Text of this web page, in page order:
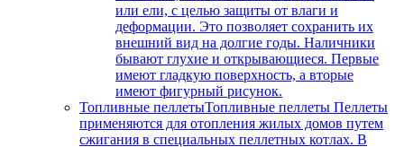
или ели, с целью защиты от влаги и
деформации. Это позволяет сохранить их
внешний вид на долгие годы. Наличники
бывают глухие и открывающиеся. Первые
имеют гладкую поверхность, а вторые
имеют фигурный рисунок.
Топливные пеллетыТопливные пеллеты Пеллеты
применяются для отопления жилых домов путем
сжигания в специальных пеллетных котлах. В